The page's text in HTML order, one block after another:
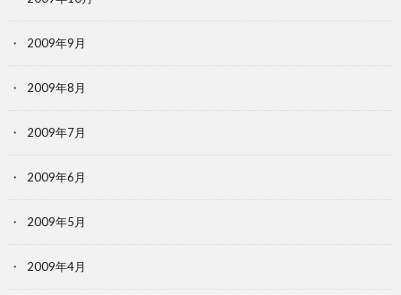
2009年9月
2009年8月
2009年7月
2009年6月
2009年5月
2009年4月